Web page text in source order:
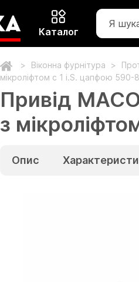
Каталог
Віконна фурнітура
мікроліфтом c 1 i.S. цапфою 590-
Привід МАСО
з
Опис